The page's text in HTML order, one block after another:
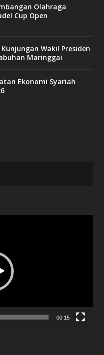
Olahraga
Cup Open
Wakil Presiden
Maringgai
Ekonomi Syariah
00:15